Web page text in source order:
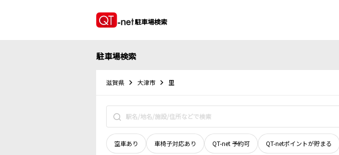
駐車場検索
駐車場検索
滋賀県 大津市 里
空車あり 車椅子対応あり QT-net 予約可 QT-netポイントが貯まる